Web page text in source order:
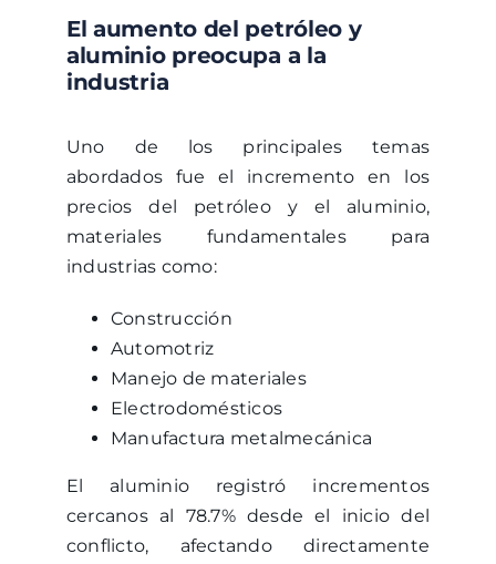
El aumento del petróleo y
aluminio preocupa a la
industria
Uno de los principales temas
abordados fue el incremento en los
precios del petróleo y el aluminio,
materiales fundamentales para
industrias como:
Construcción
Automotriz
Manejo de materiales
Electrodomésticos
Manufactura metalmecánica
El aluminio registró incrementos
cercanos al 78.7% desde el inicio del
conflicto, afectando directamente